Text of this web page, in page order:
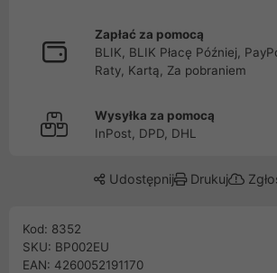
Zapłać za pomocą
BLIK, BLIK Płacę Później,
Raty, Kartą, Za pobraniem
Wysyłka za pomocą
InPost, DPD, DHL
Udostępnij Drukuj
Kod: 8352
SKU: BP002EU
EAN: 4260052191170